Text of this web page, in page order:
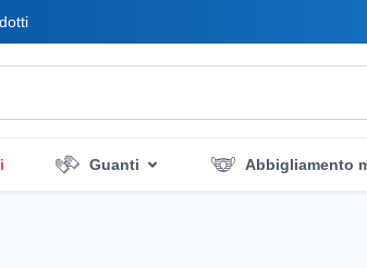
Guanti Abbigliamento